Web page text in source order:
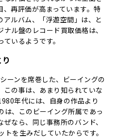
再評価が高まっています。特
ルバム、「浮遊空間」は、と
ル盤のレコード買取価格は、
いるようです。
ーンを席巻した、ビーイングの
この事は、あまり知られていな
年代には、自身の作品より
は、このビーイング所属であっ
なら、同じ事務所のバンド、
を生みだしていたからです。